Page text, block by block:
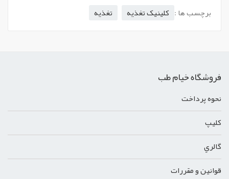
برچسب ها : کلينيک تغذيه تغذيه
فروشگاه خیام طب
نحوه پرداخت
کليپ
گالري
قوانين و مقررات